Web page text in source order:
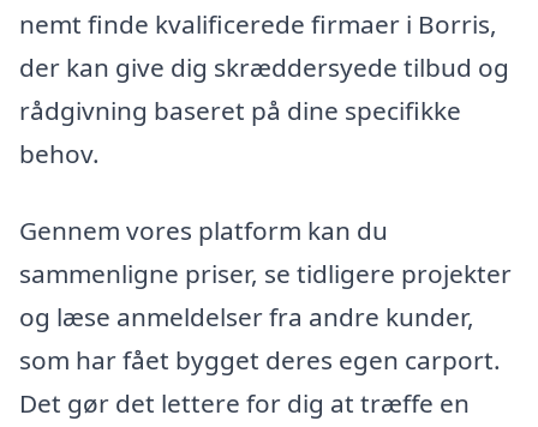
nemt finde kvalificerede firmaer i Borris,
der kan give dig skræddersyede tilbud og
rådgivning baseret på dine specifikke
behov.
Gennem vores platform kan du
sammenligne priser, se tidligere projekter
og læse anmeldelser fra andre kunder,
som har fået bygget deres egen carport.
Det gør det lettere for dig at træffe en